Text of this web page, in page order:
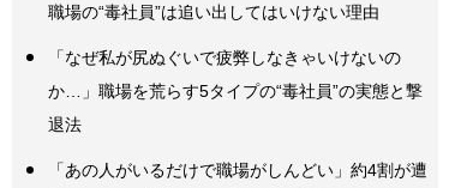
職場の“毒社員”は追い出してはいけない理由
「なぜ私が尻ぬぐいで疲弊しなきゃいけないの
か…」職場を荒らす5タイプの“毒社員”の実態と撃
退法
「あの人がいるだけで職場がしんどい」約4割が遭